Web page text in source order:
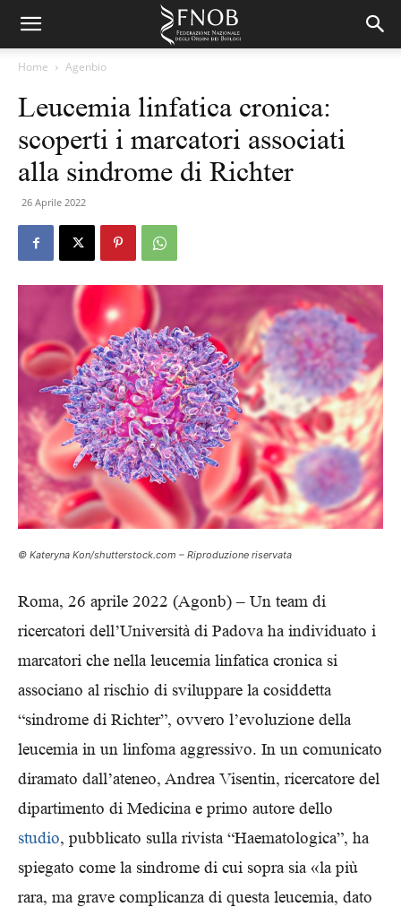
Home Agenbio
Leucemia linfatica cronica:
scoperti i marcatori associati
alla sindrome di Richter
26 Aprile 2022
© Kateryna Kon/shutterstock.com – Riproduzione riservata
Roma, 26 aprile 2022 (Agonb) – Un team di
ricercatori dell’Università di Padova ha individuato i
marcatori che nella leucemia linfatica cronica si
associano al rischio di sviluppare la cosiddetta
“sindrome di Richter”, ovvero l’evoluzione della
leucemia in un linfoma aggressivo. In un comunicato
diramato dall’ateneo, Andrea Visentin, ricercatore del
dipartimento di Medicina e primo autore dello
studio, pubblicato sulla rivista “Haematologica”, ha
spiegato come la sindrome di cui sopra sia «la più
rara, ma grave complicanza di questa leucemia, dato